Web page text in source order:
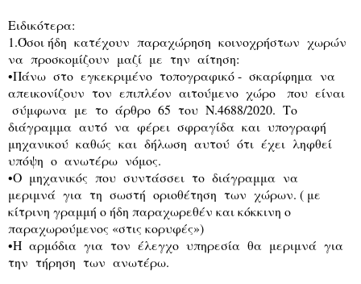
Ειδικότερα:
1.Όσοι ήδη κατέχουν παραχώρηση κοινοχρήστων χωρών
να προσκομίζουν μαζί με την αίτηση:
•Πάνω στο εγκεκριμένο τοπογραφικό - σκαρίφημα να
απεικονίζουν τον επιπλέον αιτούμενο χώρο που είναι
σύμφωνα με το άρθρο 65 του Ν.4688/2020. Το
διάγραμμα αυτό να φέρει σφραγίδα και υπογραφή
μηχανικού καθώς και δήλωση αυτού ότι έχει ληφθεί
υπόψη ο ανωτέρω νόμος.
•Ο μηχανικός που συντάσσει το διάγραμμα να
μεριμνά για τη σωστή οριοθέτηση των χώρων. ( με
κίτρινη γραμμή ο ήδη παραχωρεθέν και κόκκινη ο
παραχωρούμενος «στις κορυφές»)
•Η αρμόδια για τον έλεγχο υπηρεσία θα μεριμνά για
την τήρηση των ανωτέρω.